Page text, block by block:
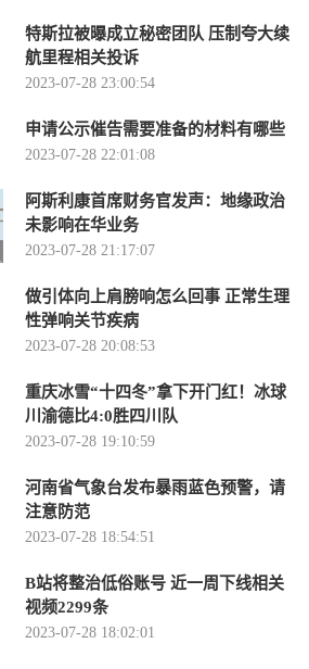
特斯拉被曝成立秘密团队 压制夸大续
航里程相关投诉
2023-07-28 23:00:54
申请公示催告需要准备的材料有哪些
2023-07-28 22:01:08
阿斯利康首席财务官发声：地缘政治
未影响在华业务
2023-07-28 21:17:07
做引体向上肩膀响怎么回事 正常生理
性弹响关节疾病
2023-07-28 20:08:53
重庆冰雪“十四冬”拿下开门红！冰球
川渝德比4:0胜四川队
2023-07-28 19:10:59
河南省气象台发布暴雨蓝色预警，请
注意防范
2023-07-28 18:54:51
B站将整治低俗账号 近一周下线相关
视频2299条
2023-07-28 18:02:01